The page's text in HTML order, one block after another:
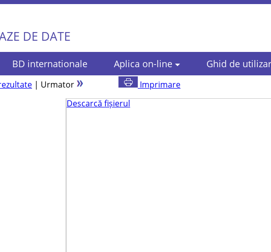
DE DATE
BD internationale Aplica on-line Ghid de
| Urmator Imprimare
Descarcă fișierul